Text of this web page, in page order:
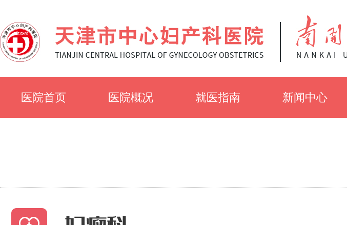
医院首页 医院概况 就医指南 新闻中心